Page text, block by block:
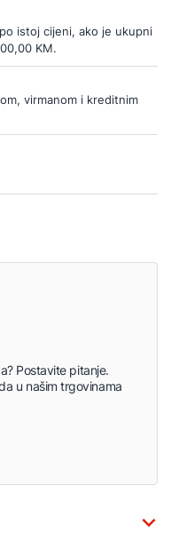
istoj cijeni, ako je ukupni
KM.
virmanom i kreditnim
Postavite pitanje.
u našim trgovinama